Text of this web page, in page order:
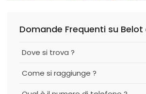
Dove si trova ?
Come si raggiunge ?